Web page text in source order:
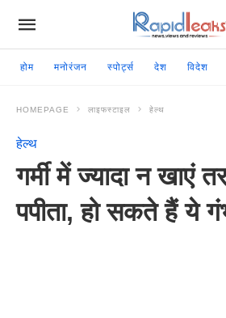
होम मनोरंजन स्पोर्ट्स देश विदेश
HOMEPAGE लाइफस्टाइल हेल्थ
हेल्थ
गर्मी में ज्यादा न खाएं
पपीता, हो सकते हैं ये